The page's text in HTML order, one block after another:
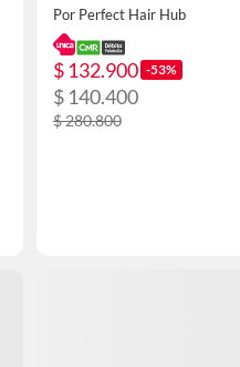
Por Perfect Hair Hub
$ 132.900 -53%
$ 140.400
$ 280.800